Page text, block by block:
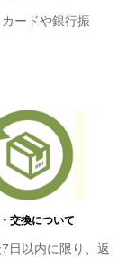
ードや銀行振
交換について
日以内に限り、返